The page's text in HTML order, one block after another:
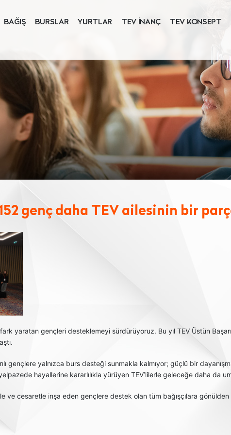
BAĞIŞ BURSLAR YURTLAR TEV İNANÇ TEV KONSEPT
genç daha TEV ailesinin bir
yaratan gençleri desteklemeyi sürdürüyoruz. Bu yıl TEV Üstün
gençlere yalnızca burs desteği sunmakla kalmıyor; güçlü bir
hayallerine kararlılıkla yürüyen TEV’lilerle geleceğe daha da
ve cesaretle inşa eden gençlere destek olan tüm bağışçılara